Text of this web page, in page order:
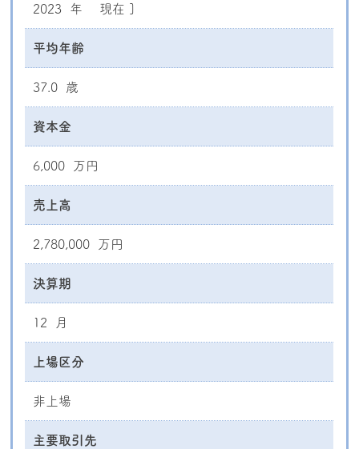
2023 年 現在 ]
平均年齢
37.0 歳
資本金
6,000 万円
売上高
2,780,000 万円
決算期
12 月
上場区分
非上場
主要取引先